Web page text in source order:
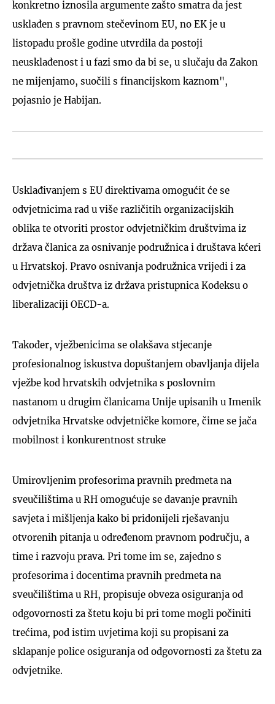
konkretno iznosila argumente zašto smatra da jest
usklađen s pravnom stečevinom EU, no EK je u
listopadu prošle godine utvrdila da postoji
neusklađenost i u fazi smo da bi se, u slučaju da Zakon
ne mijenjamo, suočili s financijskom kaznom",
pojasnio je Habijan.
Usklađivanjem s EU direktivama omogućit će se
odvjetnicima rad u više različitih organizacijskih
oblika te otvoriti prostor odvjetničkim društvima iz
država članica za osnivanje podružnica i društava kćeri
u Hrvatskoj. Pravo osnivanja podružnica vrijedi i za
odvjetnička društva iz država pristupnica Kodeksu o
liberalizaciji OECD-a.
Također, vježbenicima se olakšava stjecanje
profesionalnog iskustva dopuštanjem obavljanja dijela
vježbe kod hrvatskih odvjetnika s poslovnim
nastanom u drugim članicama Unije upisanih u Imenik
odvjetnika Hrvatske odvjetničke komore, čime se jača
mobilnost i konkurentnost struke
Umirovljenim profesorima pravnih predmeta na
sveučilištima u RH omogućuje se davanje pravnih
savjeta i mišljenja kako bi pridonijeli rješavanju
otvorenih pitanja u određenom pravnom području, a
time i razvoju prava. Pri tome im se, zajedno s
profesorima i docentima pravnih predmeta na
sveučilištima u RH, propisuje obveza osiguranja od
odgovornosti za štetu koju bi pri tome mogli počiniti
trećima, pod istim uvjetima koji su propisani za
sklapanje police osiguranja od odgovornosti za štetu za
odvjetnike.